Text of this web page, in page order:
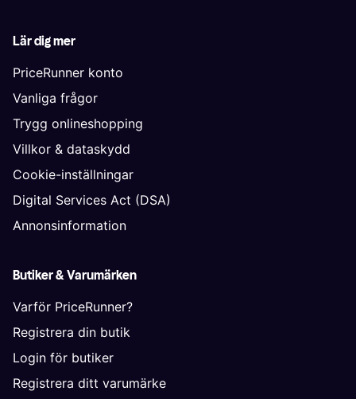
Lär dig mer
PriceRunner konto
Vanliga frågor
Trygg onlineshopping
Villkor & dataskydd
Cookie-inställningar
Digital Services Act (DSA)
Annonsinformation
Butiker & Varumärken
Varför PriceRunner?
Registrera din butik
Login för butiker
Registrera ditt varumärke